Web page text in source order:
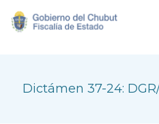
Dictámen 37-24: